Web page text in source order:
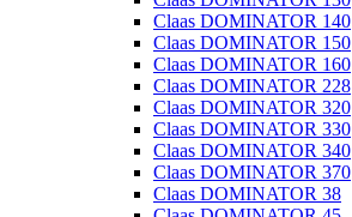
Claas DOMINATOR 140
Claas DOMINATOR 150
Claas DOMINATOR 160
Claas DOMINATOR 228
Claas DOMINATOR 320
Claas DOMINATOR 330
Claas DOMINATOR 340
Claas DOMINATOR 370
Claas DOMINATOR 38